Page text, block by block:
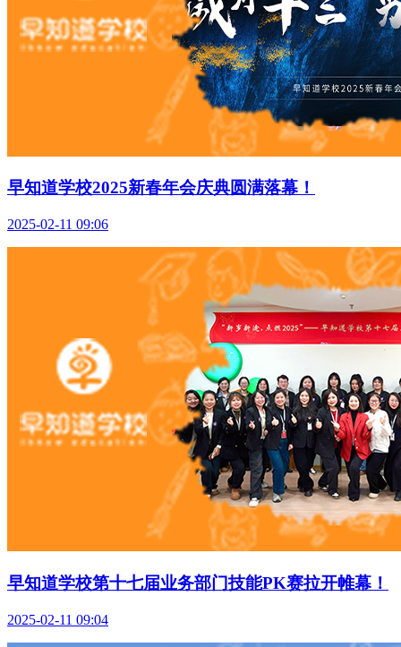
早知道学校2025新春年会庆典圆满落幕！
2025-02-11 09:06
早知道学校第十七届业务部门技能PK赛拉开帷幕！
2025-02-11 09:04